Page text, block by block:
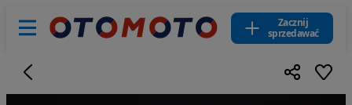
Zacznij
sprzedawać